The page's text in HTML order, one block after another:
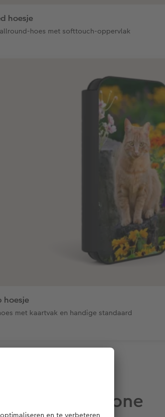
hoesje
hoes met softtouch-oppervlak
hoesje
met kaartvak en handige standaard
je smartphone